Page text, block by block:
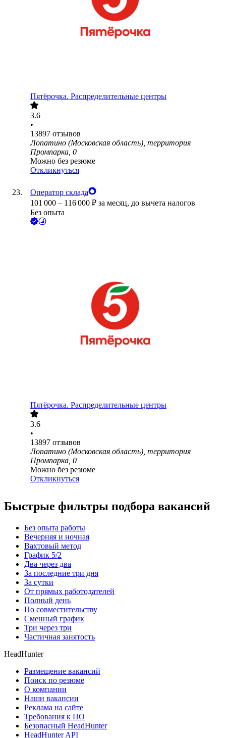
Пятёрочка. Распределительные центры
3.6
•
13897 отзывов
Лопатино (Московская область), территория
Промпарка, 0
Можно без резюме
Откликнуться
Оператор склада
101 000 – 116 000 ₽ за месяц, до вычета налогов
Без опыта
Пятёрочка. Распределительные центры
3.6
•
13897 отзывов
Лопатино (Московская область), территория
Промпарка, 0
Можно без резюме
Откликнуться
Быстрые фильтры подбора вакансий
Без опыта работы
Вечерняя и ночная
Вахтовый метод
График 5/2
Два через два
За последние три дня
За сутки
От прямых работодателей
Полный день
По совместительству
Сменный график
Три через три
Частичная занятость
HeadHunter
Размещение вакансий
Поиск по резюме
О компании
Наши вакансии
Реклама на сайте
Требования к ПО
Безопасный HeadHunter
HeadHunter API